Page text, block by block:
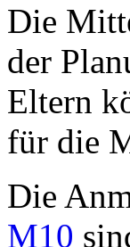
Die
der
Eltern
für die
Die
M10